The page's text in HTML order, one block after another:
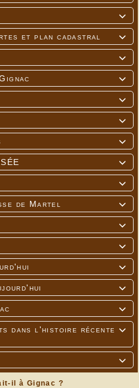


et plan cadastral








de Martel






dans l'histoire récente

il à Gignac ?